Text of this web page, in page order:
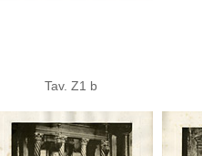
Tav. Z1 b